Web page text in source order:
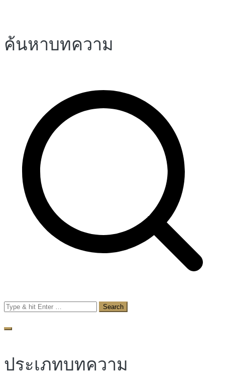
ค้นหาบทความ
Search
for:
ประเภทบทความ